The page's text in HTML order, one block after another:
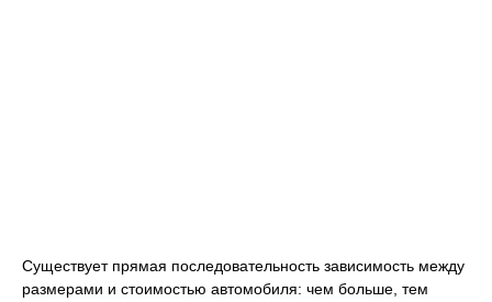
Существует прямая последовательность зависимость между
размерами и стоимостью автомобиля: чем больше, тем